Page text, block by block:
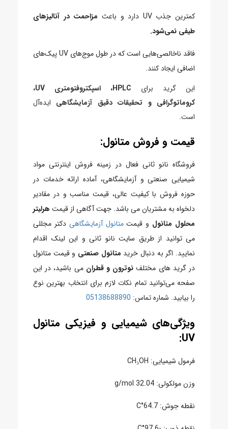
کمترین جذب UV دارد و باعث
مزاحمت در آنالیزهای
طیفی نمی‌شود.
فاقد ناخالصی‌هایی است که در طول موج‌های UV پیک‌های
اضافی ایجاد کنند.
این گرید برای
HPLC، اسپکتروفتومتری UV،
کروماتوگرافی و تحقیقات دقیق آزمایشگاهی ایده‌آل
است.
قیمت و فروش متانول:
فروشگاه نانو ثانی فعال در زمینه فروش اینترنتی مواد
شیمیایی صنعتی و آزمایشگاهی، آماده ارائه خدمات در
حوزه فروش با کیفیت عالی، قیمت مناسب و در مقادیر
دلخواه به مشتریان می باشد. جهت آگاهی از قیمت هرلیتر
محلول متانول و قیمتمتانول آزمایشگاهی دکتر مجللی
می توانید از طریق سایت نانو ثانی و این لینک اقدام
نمایید. اگر به دنبال خرید متانول صنعتی و قیمت متانول
در گرید های مختلفنوترون و قطرانمی باشید، در این
صفحه می‌توانید تمام نکات لازم برای انتخاب بهترین نوع
را بیابید. شماره تماس: 05138688890
ویژگی‌های شیمیایی و فیزیکی متانول
UV:
فرمول شیمیایی: CH₃OH
وزن مولکولی: 32.04 g/mol
نقطه جوش: 64.7°C